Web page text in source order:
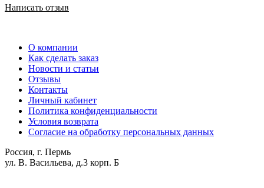
Написать отзыв
О компании
Как сделать заказ
Новости и статьи
Отзывы
Контакты
Личный кабинет
Политика конфиденциальности
Условия возврата
Согласие на обработку персональных данных
Россия, г. Пермь
ул. В. Васильева, д.3 корп. Б